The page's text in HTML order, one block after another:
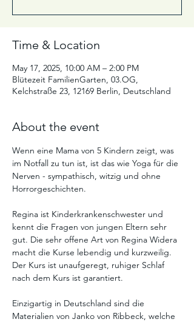
Time & Location
May 17, 2025, 10:00 AM – 2:00 PM
Blütezeit FamilienGarten, 03.OG,
Kelchstraße 23, 12169 Berlin, Deutschland
About the event
Wenn eine Mama von 5 Kindern zeigt, was
im Notfall zu tun ist, ist das wie Yoga für die
Nerven - sympathisch, witzig und ohne
Horrorgeschichten.
Regina ist Kinderkrankenschwester und
kennt die Fragen von jungen Eltern sehr
gut. Die sehr offene Art von Regina Widera
macht die Kurse lebendig und kurzweilig.
Der Kurs ist unaufgeregt, ruhiger Schlaf
nach dem Kurs ist garantiert.
Einzigartig in Deutschland sind die
Materialien von Janko von Ribbeck, welche